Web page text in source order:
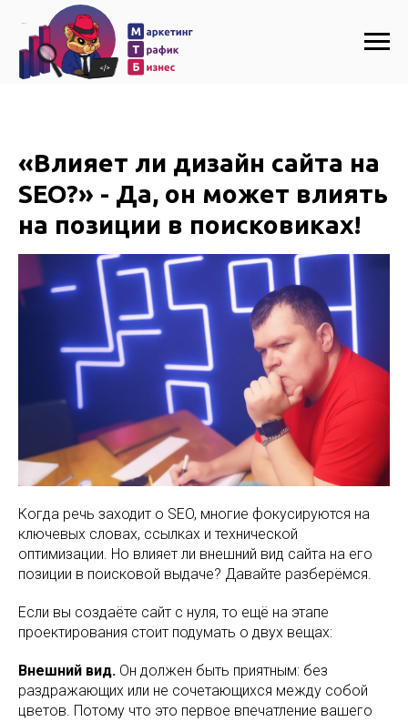
«Влияет ли дизайн сайта на
SEO?» - Да, он может влиять
на позиции в поисковиках!
Когда речь заходит о SEO, многие фокусируются на
ключевых словах, ссылках и технической
оптимизации. Но влияет ли внешний вид сайта на его
позиции в поисковой выдаче? Давайте разберёмся.
Если вы создаёте сайт с нуля, то ещё на этапе
проектирования стоит подумать о двух вещах:
Внешний вид. Он должен быть приятным: без
раздражающих или не сочетающихся между собой
цветов. Потому что это первое впечатление вашего